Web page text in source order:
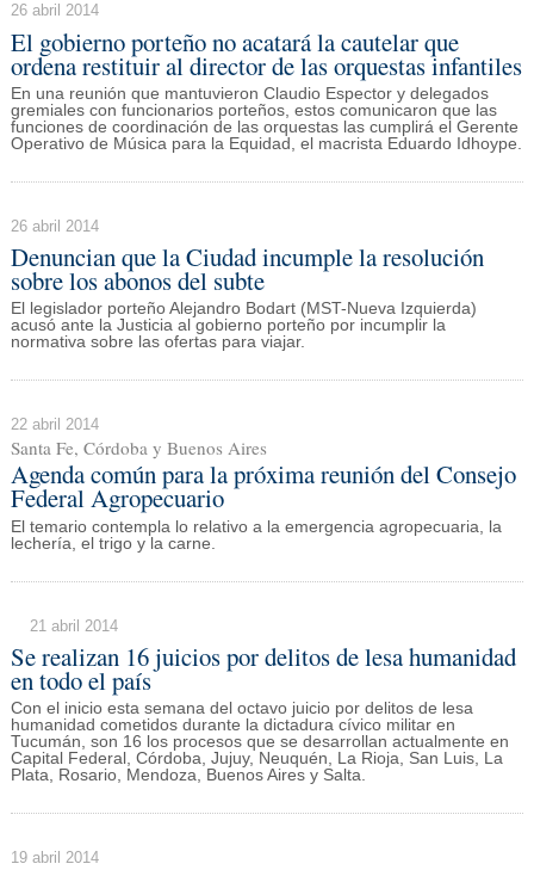
26 abril 2014
El gobierno porteño no acatará la cautelar que
ordena restituir al director de las orquestas infantiles
En una reunión que mantuvieron Claudio Espector y delegados
gremiales con funcionarios porteños, estos comunicaron que las
funciones de coordinación de las orquestas las cumplirá el Gerente
Operativo de Música para la Equidad, el macrista Eduardo Idhoype.
26 abril 2014
Denuncian que la Ciudad incumple la resolución
sobre los abonos del subte
El legislador porteño Alejandro Bodart (MST-Nueva Izquierda)
acusó ante la Justicia al gobierno porteño por incumplir la
normativa sobre las ofertas para viajar.
22 abril 2014
Santa Fe, Córdoba y Buenos Aires
Agenda común para la próxima reunión del Consejo
Federal Agropecuario
El temario contempla lo relativo a la emergencia agropecuaria, la
lechería, el trigo y la carne.
21 abril 2014
Se realizan 16 juicios por delitos de lesa humanidad
en todo el país
Con el inicio esta semana del octavo juicio por delitos de lesa
humanidad cometidos durante la dictadura cívico militar en
Tucumán, son 16 los procesos que se desarrollan actualmente en
Capital Federal, Córdoba, Jujuy, Neuquén, La Rioja, San Luis, La
Plata, Rosario, Mendoza, Buenos Aires y Salta.
19 abril 2014